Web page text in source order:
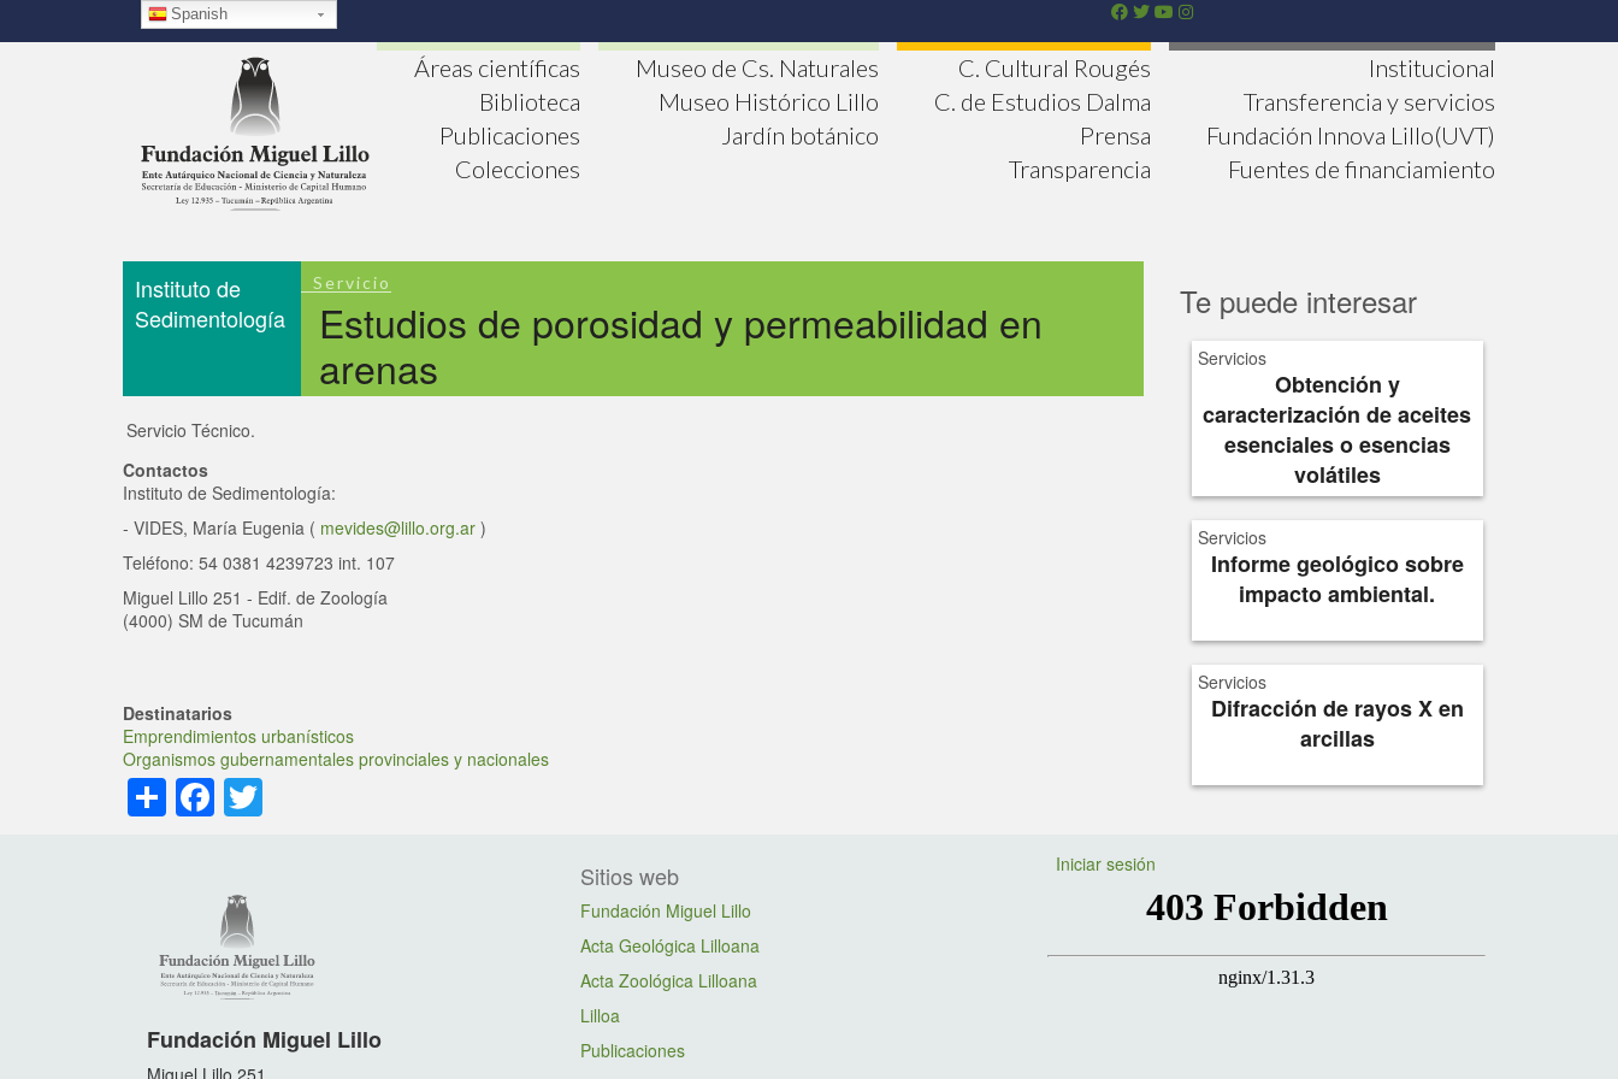
Spanish
Áreas científicas
Biblioteca
Publicaciones
Colecciones
Museo de Cs. Naturales
Museo Histórico Lillo
Jardín botánico
C. Cultural Rougés
C. de Estudios Dalma
Prensa
Transparencia
Institucional
Transferencia y servicios
Fundación Innova Lillo(UVT)
Fuentes de financiamiento
Instituto de
Sedimentología
Servicio
Estudios de porosidad y permeabilidad en
arenas
Servicio Técnico.
Contactos
Instituto de Sedimentología:
- VIDES, María Eugenia ( mevides@lillo.org.ar )
Teléfono: 54 0381 4239723 int. 107
Miguel Lillo 251 - Edif. de Zoología
(4000) SM de Tucumán
Destinatarios
Emprendimientos urbanísticos
Organismos gubernamentales provinciales y nacionales
ShareFacebook
Te puede interesar
Servicios
Obtención y
caracterización de aceites
esenciales o esencias
volátiles
Servicios
Informe geológico sobre
impacto ambiental.
Servicios
Difracción de rayos X en
arcillas
Fundación Miguel Lillo
Miguel Lillo 251
Sitios web
Fundación Miguel Lillo
Acta Geológica Lilloana
Acta Zoológica Lilloana
Lilloa
Publicaciones
Iniciar sesión